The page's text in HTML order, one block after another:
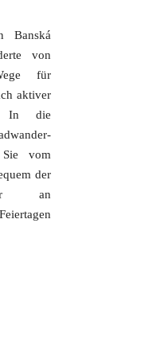
Banská
von
für
aktiver
In die
Sie vom
der
an